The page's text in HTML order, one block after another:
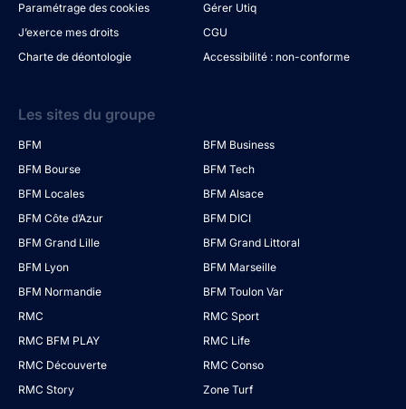
Paramétrage des cookies
Gérer Utiq
J’exerce mes droits
CGU
Charte de déontologie
Accessibilité : non-conforme
Les sites du groupe
BFM
BFM Business
BFM Bourse
BFM Tech
BFM Locales
BFM Alsace
BFM Côte d’Azur
BFM DICI
BFM Grand Lille
BFM Grand Littoral
BFM Lyon
BFM Marseille
BFM Normandie
BFM Toulon Var
RMC
RMC Sport
RMC BFM PLAY
RMC Life
RMC Découverte
RMC Conso
RMC Story
Zone Turf